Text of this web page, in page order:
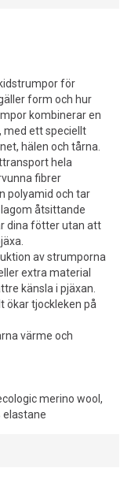
för
form och hur
kombinerar en
med ett speciellt
hälen och tårna.
hela
fibrer
polyamid och tar
åtsittande
dina fötter utan att
av strumporna
extra material
känsla i pjäxan.
ökar tjockleken på
värme och
merino wool,
elastane